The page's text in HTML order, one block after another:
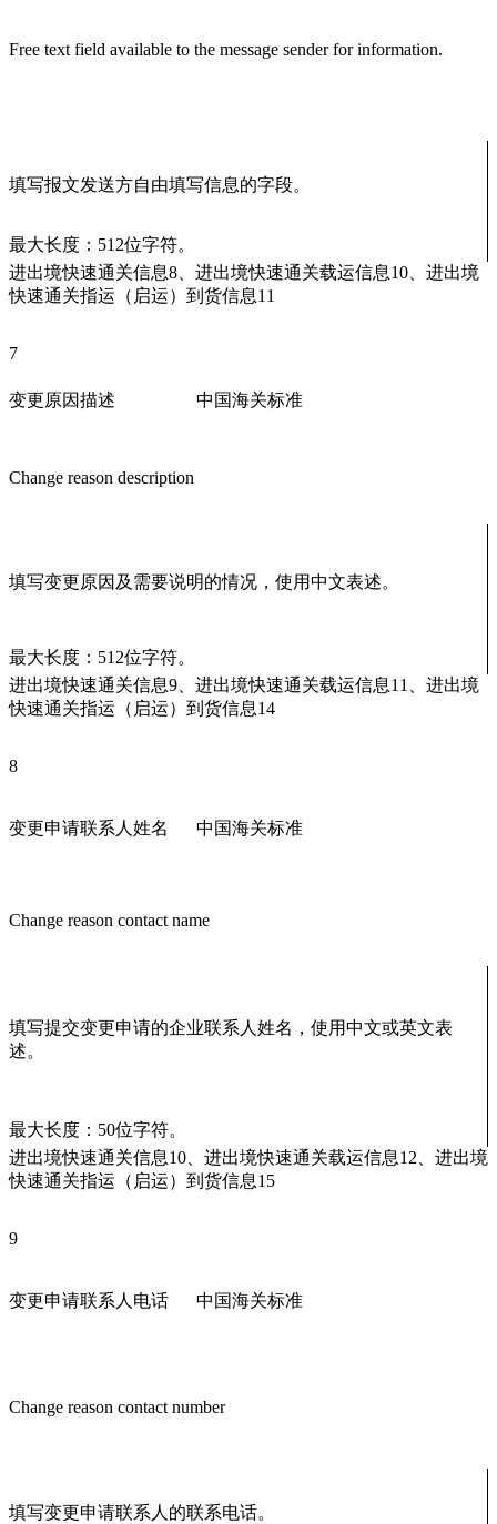
Free text field available to the message sender for information.
填写报文发送方自由填写信息的字段。
最大长度：512位字符。
进出境快速通关信息8、进出境快速通关载运信息10、进出境
快速通关指运（启运）到货信息11
7
变更原因描述 中国海关标准
Change reason description
填写变更原因及需要说明的情况，使用中文表述。
最大长度：512位字符。
进出境快速通关信息9、进出境快速通关载运信息11、进出境
快速通关指运（启运）到货信息14
8
变更申请联系人姓名 中国海关标准
Change reason contact name
填写提交变更申请的企业联系人姓名，使用中文或英文表
述。
最大长度：50位字符。
进出境快速通关信息10、进出境快速通关载运信息12、进出境
快速通关指运（启运）到货信息15
9
变更申请联系人电话 中国海关标准
Change reason contact number
填写变更申请联系人的联系电话。